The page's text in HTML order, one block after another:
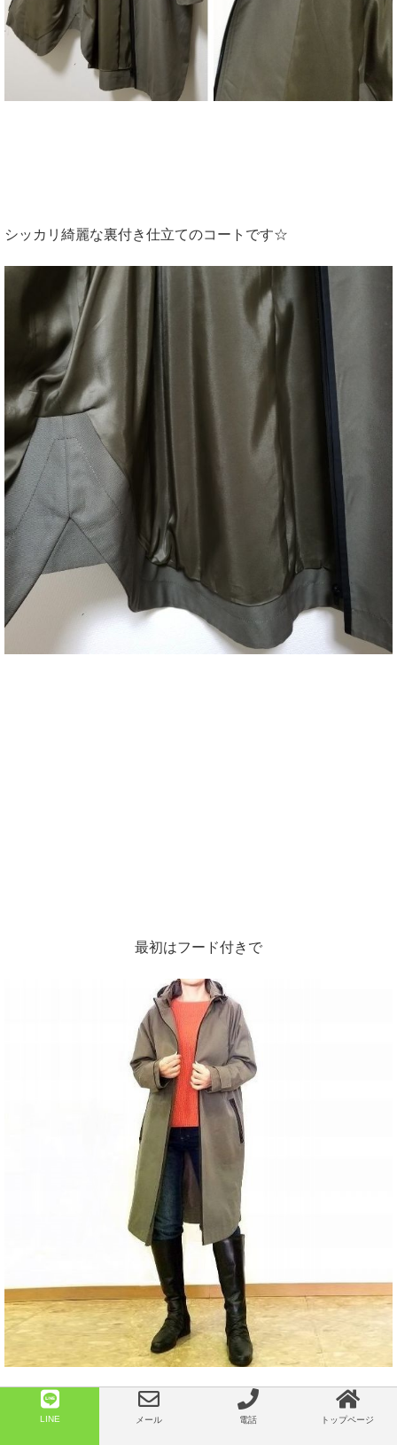
シッカリ綺麗な裏付き仕立てのコートです☆
最初はフード付きで
相性の良いオレンジのニットを使って
デニムでブーツイン
LINE メール 電話 トップページ